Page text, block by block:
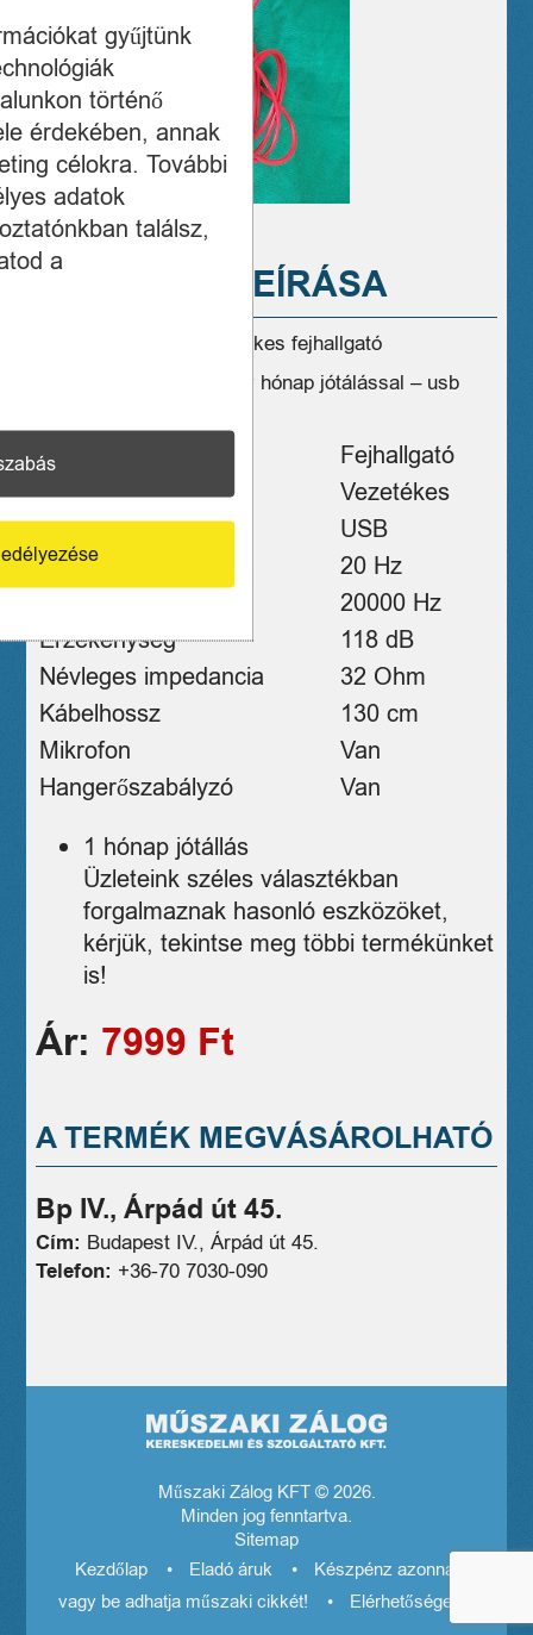
A TERMÉK LEÍRÁSA
Platronics C3200 vezetékes fejhallgató
Szövet táskájában – egy hónap jótálással – usb
Típus
Fejhallgató
Adatátvitel
Vezetékes
Csatlakozás
USB
Min. frekvencia
20 Hz
20000 Hz
Érzékenység
118 dB
Névleges impedancia
32 Ohm
Kábelhossz
130 cm
Mikrofon
Van
Hangerőszabályzó
Van
1 hónap jótállás
Üzleteink széles választékban
forgalmaznak hasonló eszközöket,
kérjük, tekintse meg többi termékünket
is!
Ár: 7999 Ft
A TERMÉK MEGVÁSÁROLHATÓ
Bp IV., Árpád út 45.
Cím: Budapest IV., Árpád út 45.
Telefon: +36-70 7030-090
Műszaki Zálog KFT © 2026.
Minden jog fenntartva.
Sitemap
Kezdőlap
Eladó áruk
Készpénz azonnal! El
vagy be adhatja műszaki cikkét!
Elérhetőségeink
gyűjtünk
történő
érdekében, annak
célokra. További
adatok
találsz,
a